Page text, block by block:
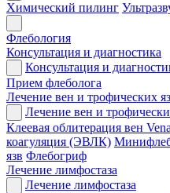
Химический пилинг
Флебология
Консультация и диагностика
Консультация и
Прием флеболога
Лечение вен и трофических
Лечение вен и
Клеевая облитерация вен
коагуляция (ЭВЛК)
язв Флебогриф
Лечение лимфостаза
Лечение лимфостаза